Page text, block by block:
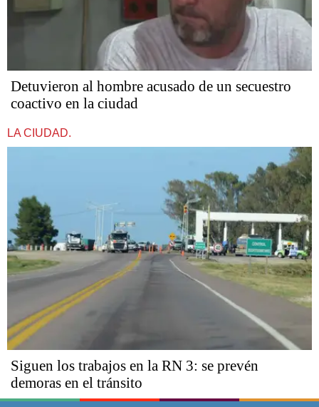
Detuvieron al hombre acusado de un secuestro
coactivo en la ciudad
LA CIUDAD.
Siguen los trabajos en la RN 3: se prevén
demoras en el tránsito